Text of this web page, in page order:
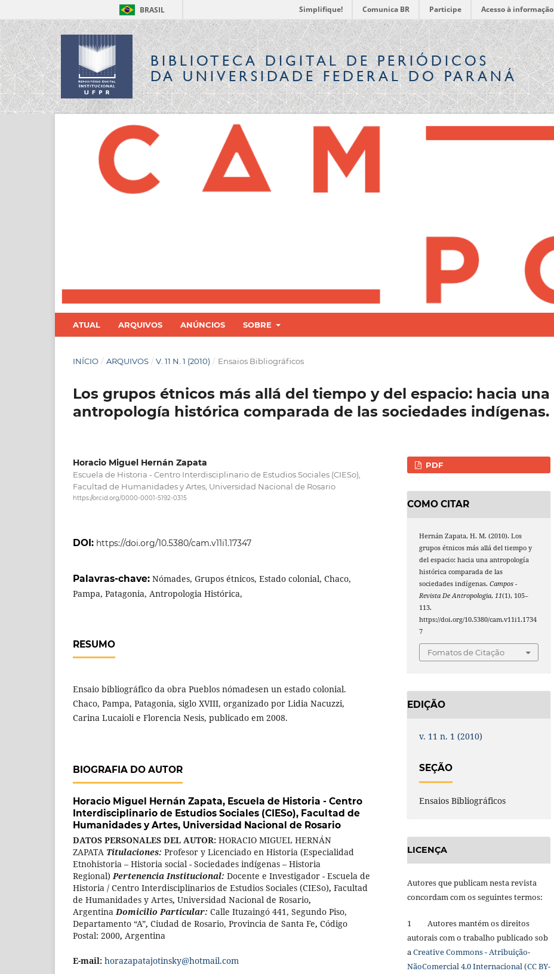
BRASIL Simplifique! Comunica BR Participe Acesso à informação
BIBLIOTECA DIGITALDE PERIÓDICOS
DA UNIVERSIDADE FEDERAL DO PARANÁ
ATUAL ARQUIVOS ANÚNCIOS SOBRE
INÍCIO / ARQUIVOS / V. 11 N. 1 (2010) / Ensaios Bibliográficos
Los grupos étnicos más allá del tiempo y del espacio: hacia una
antropología histórica comparada de las sociedades indígenas.
Horacio Miguel Hernán Zapata
Escuela de Historia - Centro Interdisciplinario de Estudios Sociales (CIESo),
Facultad de Humanidades y Artes, Universidad Nacional de Rosario
https://orcid.org/0000-0001-5192-0315
DOI: https://doi.org/10.5380/cam.v11i1.17347
Palavras-chave: Nómades, Grupos étnicos, Estado colonial, Chaco,
Pampa, Patagonia, Antropologia Histórica,
RESUMO
Ensaio bibliográfico da obra Pueblos nómadesen un estado colonial.
Chaco, Pampa, Patagonia, siglo XVIII, organizado por Lidia Nacuzzi,
Carina Lucaioli e Florencia Nesis, publicado em 2008.
BIOGRAFIA DO AUTOR
Horacio Miguel Hernán Zapata, Escuela de Historia - Centro
Interdisciplinario de Estudios Sociales (CIESo), Facultad de
Humanidades y Artes, Universidad Nacional de Rosario
DATOS PERSONALES DEL AUTOR: HORACIO MIGUEL HERNÁN
ZAPATA Titulaciones: Profesor y Licenciado en Historia (Especialidad
Etnohistoria – Historia social - Sociedades indígenas – Historia
Regional) Pertenencia Institucional: Docente e Investigador - Escuela de
Historia / Centro Interdisciplinarios de Estudios Sociales (CIESo), Facultad
de Humanidades y Artes, Universidad Nacional de Rosario,
Argentina Domicilio Particular: Calle Ituzaingó 441, Segundo Piso,
Departamento “A”, Ciudad de Rosario, Provincia de Santa Fe, Código
Postal: 2000, Argentina
E-mail: horazapatajotinsky@hotmail.com
PDF
COMO CITAR
Hernán Zapata, H. M. (2010). Los
grupos étnicos más allá del tiempo y
del espacio: hacia una antropología
histórica comparada de las
sociedades indígenas.Campos -
Revista De Antropologia,11(1), 105–
113.
https://doi.org/10.5380/cam.v11i1.1734
7
Fomatos de Citação
EDIÇÃO
v. 11 n. 1 (2010)
SEÇÃO
Ensaios Bibliográficos
LICENÇA
Autores que publicam nesta revista
concordam com os seguintes termos:
1 Autores mantém os direitos
autorais com o trabalho publicado sob
aCreative Commons - Atribuição-
NãoComercial 4.0 Internacional (CC BY-